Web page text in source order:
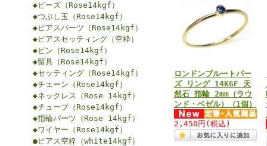
◆ビーズ（Rose14kgf）
◆つぶし玉（Rose14kgf）
◆ピアスパーツ（Rose14kgf）
◆ピアスセッティング（空枠）
◆ピン（Rose14kgf）
◆留具（Rose14kgf）
◆セッティング（Rose14kgf）
◆チェーン（Rose14kgf）
◆ネックレス（Rose 14kgf）
◆チューブ（Rose14kgf）
◆指輪パーツ（Rose 14kgf）
◆ワイヤー（Rose14kgf）
●ピアス空枠（white14kgf）
ロンドンブルートパー
ズ リング 14KGF 天
然石 指輪 2mm（ラウ
ンド・ベゼル）（1個）
2,450円 (税込)